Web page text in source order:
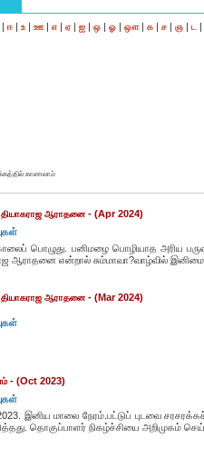
| ஈ | உ | ஊ | எ | ஏ | ஐ | ஒ | ஓ | ஔ| க | ச | ஞ | ட |
காணலாம்
தியாகராஜ ஆராதனை - (Apr 2024)
பொழுது. பனிமழை பொழியாத அரிய
ஆராதனை என்றால் சும்மாவா?வாழ்வில்
தியாகராஜ ஆராதனை - (Mar 2024)
- (Oct 2023)
இனிய மாலை நேரம்.பட்டுப் புடவை
தொகுப்பாளர் நிகழ்ச்சியை அறிமுகம்